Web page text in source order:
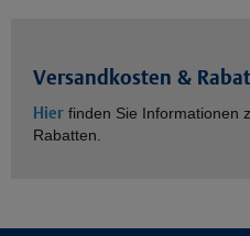
Versandkosten &
Hier finden Sie Informationen
Rabatten.